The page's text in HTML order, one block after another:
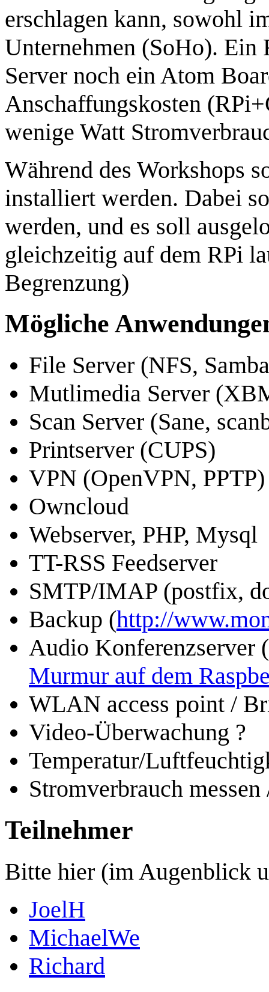
erschlagen kann, sowohl
Unternehmen (SoHo). Ein
Server noch ein Atom
Anschaffungskosten
wenige Watt
Während des Workshops
installiert werden. Dabei
werden, und es soll
gleichzeitig auf dem RPi
Begrenzung)
Mögliche
File Server (NFS,
Mutlimedia Server
Scan Server (Sane,
Printserver (CUPS)
VPN (OpenVPN,
Owncloud
Webserver, PHP, Mysql
TT-RSS Feedserver
SMTP/IMAP (postfix,
Backup (http://
Audio Konferenzserver (
Murmur auf dem
WLAN access point /
Video-Überwachung ?
Temperatur/
Stromverbrauch
Teilnehmer
Bitte hier (im Augenblick
JoelH
MichaelWe
Richard